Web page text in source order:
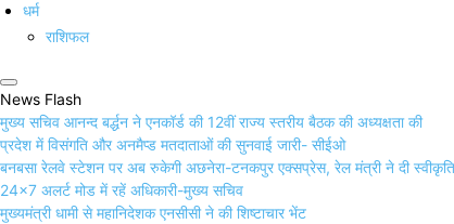
धर्म
राशिफल
News Flash
मुख्य सचिव आनन्द बर्द्धन ने एनकॉर्ड की 12वीं राज्य स्तरीय बैठक की अध्यक्षता की
प्रदेश में विसंगति और अनमैप्ड मतदाताओं की सुनवाई जारी- सीईओ
बनबसा रेलवे स्टेशन पर अब रुकेगी अछनेरा-टनकपुर एक्सप्रेस, रेल मंत्री ने दी स्वीकृति
24×7 अलर्ट मोड में रहें अधिकारी-मुख्य सचिव
मुख्यमंत्री धामी से महानिदेशक एनसीसी ने की शिष्टाचार भेंट